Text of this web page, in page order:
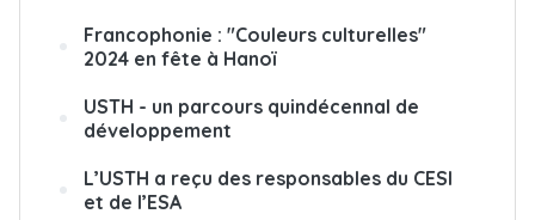
Francophonie : "Couleurs culturelles"
2024 en fête à Hanoï
USTH - un parcours quindécennal de
développement
L’USTH a reçu des responsables du CESI
et de l’ESA